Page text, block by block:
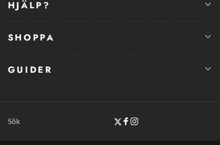
HJÄLP?
SHOPPA
GUIDER
Sök
Twitter
Facebook
Instagram